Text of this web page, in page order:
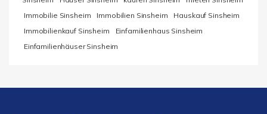
Immobilie Sinsheim
Immobilien Sinsheim
Hauskauf Sinsheim
Immobilienkauf Sinsheim
Einfamilienhaus Sinsheim
Einfamilienhäuser Sinsheim